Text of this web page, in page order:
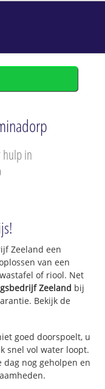
hulp in
Zeeland een
van een
of riool. Net
Zeeland bij
Bekijk de
goed doorspoelt, u
snel vol water loopt.
nog geholpen en